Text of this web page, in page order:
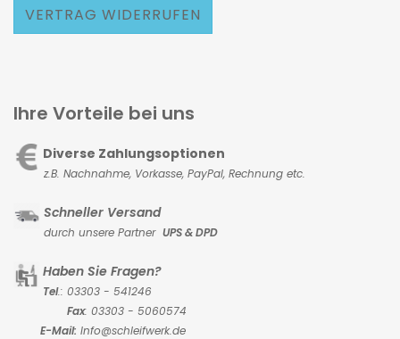
VERTRAG WIDERRUFEN
Ihre Vorteile bei uns
Diverse Zahlungsoptionen
z.B. Nachnahme, Vorkasse, PayPal, Rechnung etc.
Schneller Versand
durch unsere Partner UPS & DPD
Haben Sie Fragen?
Tel.: 03303 - 541246
Fax: 03303 - 5060574
E-Mail: Info@schleifwerk.de